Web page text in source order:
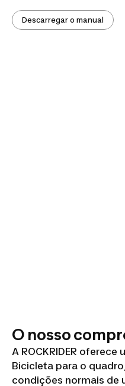
Descarregar o manual
O nosso
A ROCKRIDER
Bicicleta para o
condições normais de